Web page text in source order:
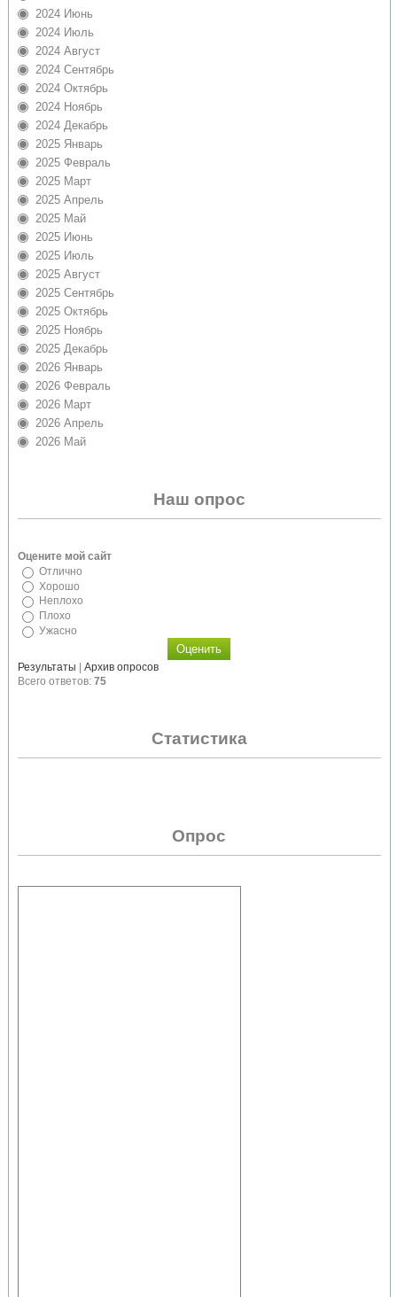
2024 Июнь
2024 Июль
2024 Август
2024 Сентябрь
2024 Октябрь
2024 Ноябрь
2024 Декабрь
2025 Январь
2025 Февраль
2025 Март
2025 Апрель
2025 Май
2025 Июнь
2025 Июль
2025 Август
2025 Сентябрь
2025 Октябрь
2025 Ноябрь
2025 Декабрь
2026 Январь
2026 Февраль
2026 Март
2026 Апрель
2026 Май
Наш опрос
Оцените мой сайт
Отлично
Хорошо
Неплохо
Плохо
Ужасно
Результаты | Архив опросов
Всего ответов: 75
Статистика
Опрос